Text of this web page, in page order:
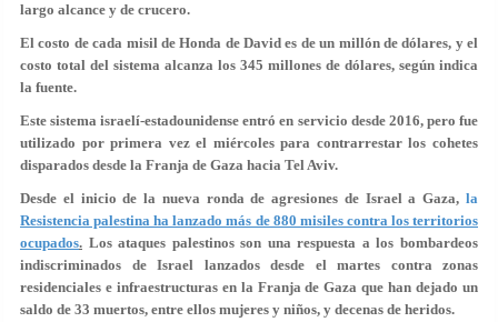
largo alcance y de crucero.
El costo de cada misil de Honda de David es de un millón de dólares, y el
costo total del sistema alcanza los 345 millones de dólares, según indica
la fuente.
Este sistema israelí-estadounidense entró en servicio desde 2016, pero fue
utilizado por primera vez el miércoles para contrarrestar los cohetes
disparados desde la Franja de Gaza hacia Tel Aviv.
Desde el inicio de la nueva ronda de agresiones de Israel a Gaza, la
Resistencia palestina ha lanzado más de 880 misiles contra los territorios
ocupados. Los ataques palestinos son una respuesta a los bombardeos
indiscriminados de Israel lanzados desde el martes contra zonas
residenciales e infraestructuras en la Franja de Gaza que han dejado un
saldo de 33 muertos, entre ellos mujeres y niños, y decenas de heridos.